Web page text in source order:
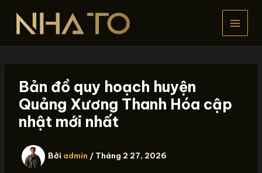
dung
Bản đồ quy hoạch huyện
Quảng Xương Thanh Hóa cập
nhật mới nhất
Bởi admin / Tháng 2 27, 2026